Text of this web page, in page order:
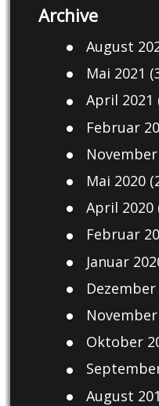
Archive
August
Mai 2021
April 2021
Februar
Mai 2020
April 2020
Februar
Januar
Dezember
Oktober
August